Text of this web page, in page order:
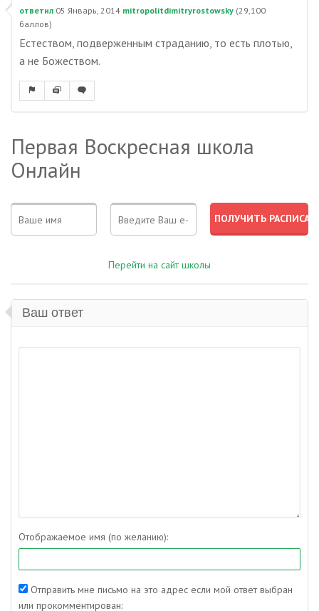
ответил 05 Январь, 2014 mitropolitdimitryrostowsky (29,100
баллов)
Естеством, подверженным страданию, то есть плотью,
а не Божеством.
Первая Воскресная школа
Онлайн
Перейти на сайт школы
Ваш ответ
Отображаемое имя (по желанию):
Отправить мне письмо на это адрес если мой ответ выбран
или прокомментирован: